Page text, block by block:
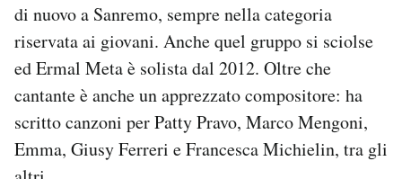
di nuovo a Sanremo, sempre nella categoria
riservata ai giovani. Anche quel gruppo si sciolse
ed Ermal Meta è solista dal 2012. Oltre che
cantante è anche un apprezzato compositore: ha
scritto canzoni per Patty Pravo, Marco Mengoni,
Emma, Giusy Ferreri e Francesca Michielin, tra gli